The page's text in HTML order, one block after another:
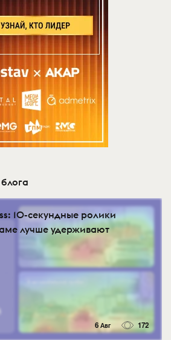
10-секундные ролики
лучше удерживают
6 Авг 172